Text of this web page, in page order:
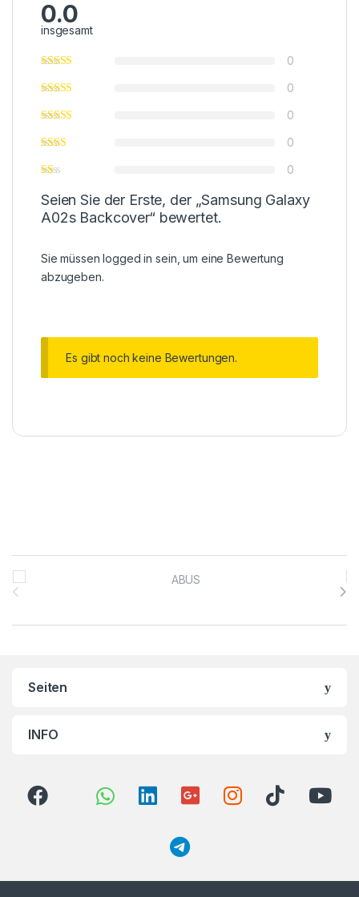
0.0
insgesamt
0
0
0
0
0
Seien Sie der Erste, der „Samsung Galaxy
A02s Backcover“ bewertet.
Sie müssenlogged in sein, um eine Bewertung
abzugeben.
Es gibt noch keine Bewertungen.
Brands Carousel
Seiten
INFO